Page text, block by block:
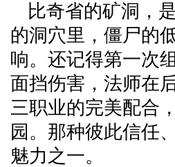
比奇省的矿洞，
的洞穴里，僵尸的
响。还记得第一次
面挡伤害，法师在
三职业的完美配合
园。那种彼此信任
魅力之一。